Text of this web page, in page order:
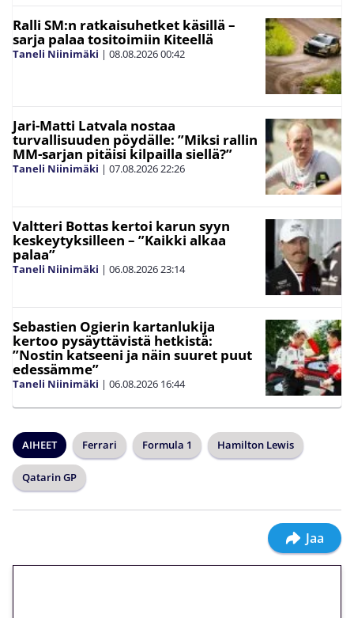
Ralli SM:n ratkaisuhetket käsillä –
sarja palaa tositoimiin Kiteellä
Taneli Niinimäki | 08.08.202600:42
Jari-Matti Latvala nostaa
turvallisuuden pöydälle: ”Miksi rallin
MM-sarjan pitäisi kilpailla siellä?”
Taneli Niinimäki | 07.08.202622:26
Valtteri Bottas kertoi karun syyn
keskeytyksilleen – ”Kaikki alkaa
palaa”
Taneli Niinimäki | 06.08.202623:14
Sebastien Ogierin kartanlukija
kertoo pysäyttävistä hetkistä:
”Nostin katseeni ja näin suuret puut
edessämme”
Taneli Niinimäki | 06.08.2026 16:44
AIHEET Ferrari Formula 1 Hamilton Lewis
Qatarin GP
Jaa